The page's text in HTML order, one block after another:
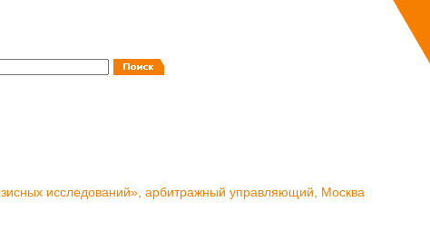
исследований», арбитражный управляющий, Москва